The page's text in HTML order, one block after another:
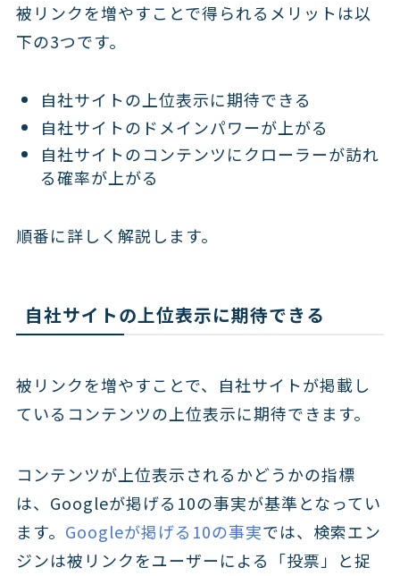
被リンクを増やすことで得られるメリットは以
下の3つです。
自社サイトの上位表示に期待できる
自社サイトのドメインパワーが上がる
自社サイトのコンテンツにクローラーが訪れ
る確率が上がる
順番に詳しく解説します。
自社サイトの上位表示に期待できる
被リンクを増やすことで、自社サイトが掲載し
ているコンテンツの上位表示に期待できます。
コンテンツが上位表示されるかどうかの指標
は、Googleが掲げる10の事実が基準となってい
ます。 Googleが掲げる10の事実では、検索エン
ジンは被リンクをユーザーによる「投票」と捉